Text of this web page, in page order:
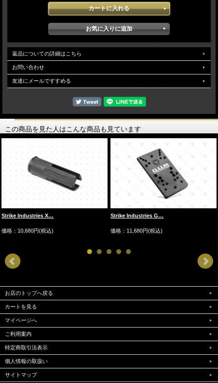
返品についての詳細はこちら
お問い合わせ
友達にメールですすめる
この商品を見た人はこんな商品も見ています
Strike Industries X…
価格：10,680円(税込)
Strike Industries G…
価格：11,680円(税込)
お店のトップへ戻る
カートを見る
マイページへ
ご利用案内
特定商取引法表示
個人情報の取扱い
サイトマップ